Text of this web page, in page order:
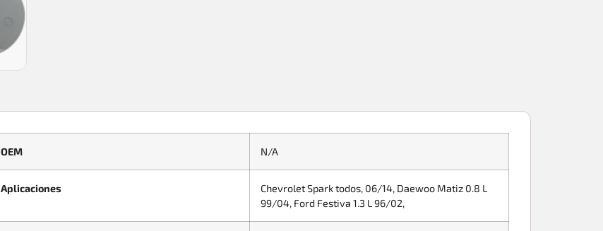
OEM N/A
Aplicaciones
Chevrolet Spark todos, 06/14, Daewoo Matiz 0.8 L
99/04, Ford Festiva 1.3 L 96/02,